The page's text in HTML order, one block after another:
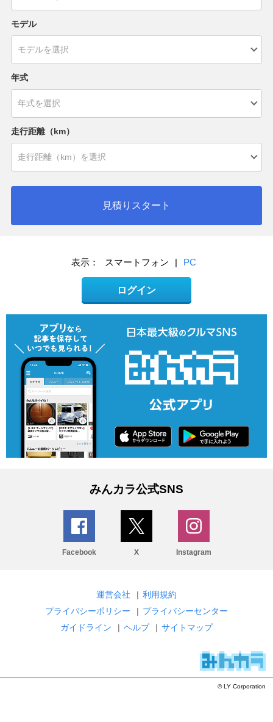
モデル
年式
走行距離（km）
見積りスタート
表示： スマートフォン | PC
ログイン
みんカラ公式SNS
Facebook X Instagram
運営会社 | 利用規約
プライバシーポリシー
| プライバシーセンター
ガイドライン
| ヘルプ | サイトマップ
© LY Corporation